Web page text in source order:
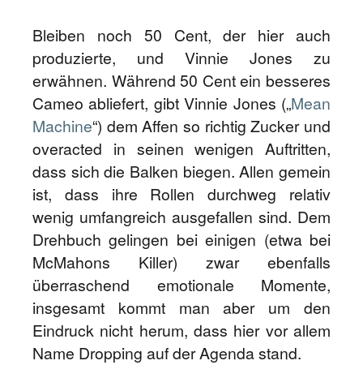
Bleiben noch 50 Cent, der hier auch
produzierte, und Vinnie Jones zu
erwähnen. Während 50 Cent ein besseres
Cameo abliefert, gibt Vinnie Jones („Mean
Machine“) dem Affen so richtig Zucker und
overacted in seinen wenigen Auftritten,
dass sich die Balken biegen. Allen gemein
ist, dass ihre Rollen durchweg relativ
wenig umfangreich ausgefallen sind. Dem
Drehbuch gelingen bei einigen (etwa bei
McMahons Killer) zwar ebenfalls
überraschend emotionale Momente,
insgesamt kommt man aber um den
Eindruck nicht herum, dass hier vor allem
Name Dropping auf der Agenda stand.